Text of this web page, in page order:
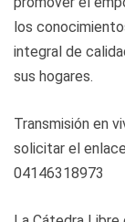
los
integral de
sus hogares.
Transmisión en
solicitar el
04146318973